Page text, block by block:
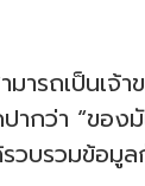
มารถเป็นเจ้
กว่า “ของ
รวบรวมข้อมู